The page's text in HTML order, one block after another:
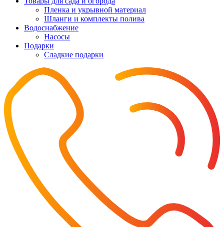
Пленка и укрывной материал
Шланги и комплекты полива
Водоснабжение
Насосы
Подарки
Cладкие подарки